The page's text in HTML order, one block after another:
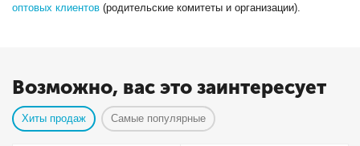
оптовых клиентов (родительские комитеты и организации).
Возможно, вас это заинтересует
Хиты продаж Самые популярные